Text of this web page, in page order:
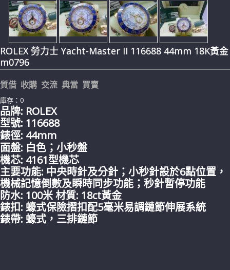
ROLEX 勞力士 Yacht-Master II 116688 44mm 18K黃金
m0796
質借 收購 交流 典當 買賣
庫存：0
品牌: ROLEX
型號: 116688
錶徑: 44mm
面盤: 白色；小秒盤
機芯: 4161型機芯
主要功能: 中央時針及分針；小秒針設於6點位置，
機械記憶倒數及瞬時同步功能；秒針暫停功能
防水: 100米 材質: 18ct黃金
錶扣: 蠔式保險摺扣配5毫米易調鏈節伸展系統
錶帶: 蠔式，三排鏈節